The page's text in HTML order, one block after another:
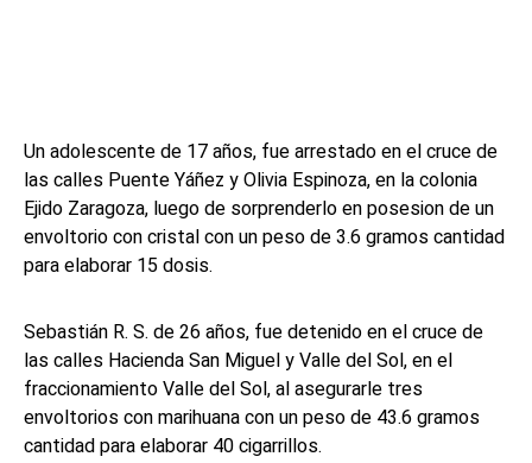
Un adolescente de 17 años, fue arrestado en el cruce de
las calles Puente Yáñez y Olivia Espinoza, en la colonia
Ejido Zaragoza, luego de sorprenderlo en posesion de un
envoltorio con cristal con un peso de 3.6 gramos cantidad
para elaborar 15 dosis.
Sebastián R. S. de 26 años, fue detenido en el cruce de
las calles Hacienda San Miguel y Valle del Sol, en el
fraccionamiento Valle del Sol, al asegurarle tres
envoltorios con marihuana con un peso de 43.6 gramos
cantidad para elaborar 40 cigarrillos.